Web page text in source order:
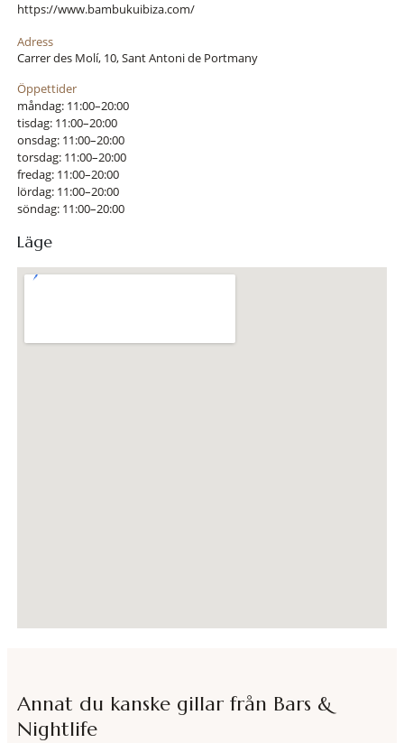
https://www.bambukuibiza.com/
Adress
Carrer des Molí, 10, Sant Antoni de Portmany
Öppettider
måndag: 11:00–20:00
tisdag: 11:00–20:00
onsdag: 11:00–20:00
torsdag: 11:00–20:00
fredag: 11:00–20:00
lördag: 11:00–20:00
söndag: 11:00–20:00
Läge
Annat du kanske gillar från Bars &
Nightlife